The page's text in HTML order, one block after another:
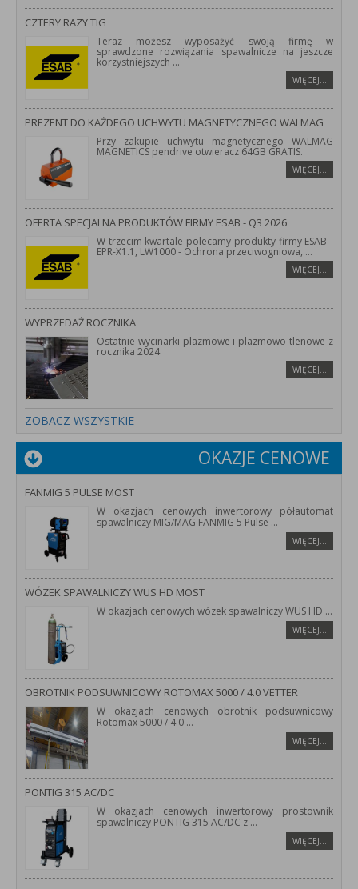
CZTERY RAZY TIG
Teraz możesz wyposażyć swoją firmę w
sprawdzone rozwiązania spawalnicze na jeszcze
korzystniejszych ...
WIĘCEJ…
PREZENT DO KAŻDEGO UCHWYTU MAGNETYCZNEGO WALMAG
Przy zakupie uchwytu magnetycznego WALMAG
MAGNETICS pendrive otwieracz 64GB GRATIS.
WIĘCEJ…
OFERTA SPECJALNA PRODUKTÓW FIRMY ESAB - Q3 2026
W trzecim kwartale polecamy produkty firmy ESAB -
EPR-X1.1, LW1000 - Ochrona przeciwogniowa, ...
WIĘCEJ…
WYPRZEDAŻ ROCZNIKA
Ostatnie wycinarki plazmowe i plazmowo-tlenowe z
rocznika 2024
WIĘCEJ…
ZOBACZ WSZYSTKIE
OKAZJE CENOWE
FANMIG 5 PULSE MOST
W okazjach cenowych inwertorowy półautomat
spawalniczy MIG/MAG FANMIG 5 Pulse ...
WIĘCEJ…
WÓZEK SPAWALNICZY WUS HD MOST
W okazjach cenowych wózek spawalniczy WUS HD ...
WIĘCEJ…
OBROTNIK PODSUWNICOWY ROTOMAX 5000 / 4.0 VETTER
W okazjach cenowych obrotnik podsuwnicowy
Rotomax 5000 / 4.0 ...
WIĘCEJ…
PONTIG 315 AC/DC
W okazjach cenowych inwertorowy prostownik
spawalniczy PONTIG 315 AC/DC z ...
WIĘCEJ…